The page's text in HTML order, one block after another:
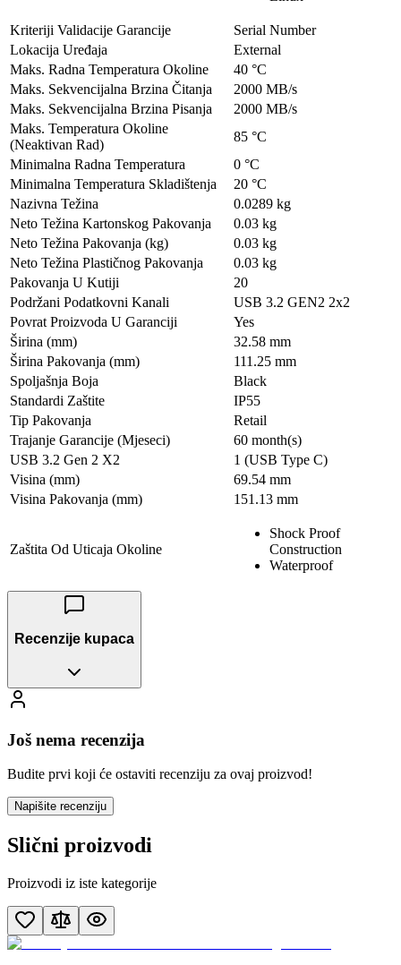
Kriteriji Validacije Garancije
Serial Number
Lokacija Uređaja
External
Maks. Radna Temperatura Okoline
40 °C
Maks. Sekvencijalna Brzina Čitanja
2000 MB/s
Maks. Sekvencijalna Brzina Pisanja
2000 MB/s
Maks. Temperatura Okoline
(Neaktivan Rad)
85 °C
Minimalna Radna Temperatura
0 °C
Minimalna Temperatura Skladištenja
20 °C
Nazivna Težina
0.0289 kg
Neto Težina Kartonskog Pakovanja
0.03 kg
Neto Težina Pakovanja (kg)
0.03 kg
Neto Težina Plastičnog Pakovanja
0.03 kg
Pakovanja U Kutiji
20
Podržani Podatkovni Kanali
USB 3.2 GEN2 2x2
Povrat Proizvoda U Garanciji
Yes
Širina (mm)
32.58 mm
Širina Pakovanja (mm)
111.25 mm
Spoljašnja Boja
Black
Standardi Zaštite
IP55
Tip Pakovanja
Retail
Trajanje Garancije (Mjeseci)
60 month(s)
USB 3.2 Gen 2 X2
1 (USB Type C)
Visina (mm)
69.54 mm
Visina Pakovanja (mm)
151.13 mm
Zaštita Od Uticaja Okoline
Shock Proof
Construction
Waterproof
Recenzije kupaca
Još nema recenzija
Budite prvi koji će ostaviti recenziju za ovaj proizvod!
Napišite recenziju
Slični proizvodi
Proizvodi iz iste kategorije